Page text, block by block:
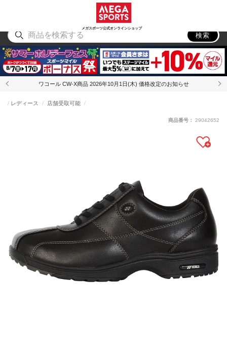
メガスポーツ公式オンラインショップ
アウトドア
検索
ワコール CW-X商品 2026年10月1日(木) 価格改定のお知らせ
レディース 店舗受取可能
商品番号： 29042652